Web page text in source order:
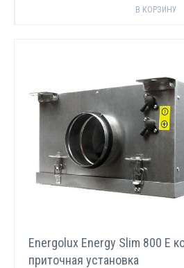
Energolux Energy Slim 800 E
приточная установка